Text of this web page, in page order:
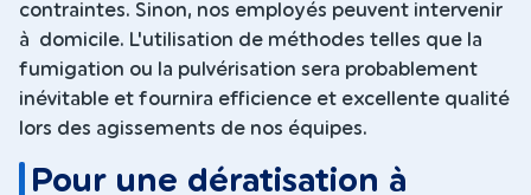
contraintes. Sinon, nos employés peuvent intervenir
à domicile. L'utilisation de méthodes telles que la
fumigation ou la pulvérisation sera probablement
inévitable et fournira efficience et excellente qualité
lors des agissements de nos équipes.
Pour une dératisation à